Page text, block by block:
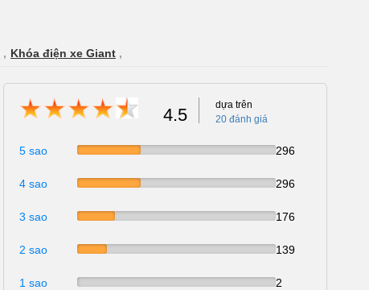
, Khóa điện xe Giant ,
4.5
dựa trên
20đánh giá
5 sao 296
4 sao 296
3 sao 176
2 sao 139
1 sao 2